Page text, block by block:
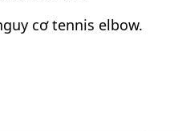
cơ tennis elbow.